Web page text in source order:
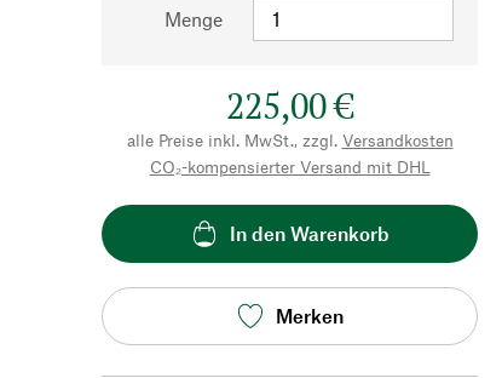
Menge
225,00 €
alle Preise inkl. MwSt., zzgl. Versandkosten
CO₂-kompensierter Versand mit DHL
In den Warenkorb
Merken